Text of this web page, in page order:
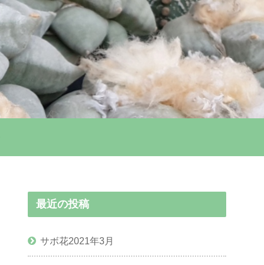
最近の投稿
サボ花2021年3月